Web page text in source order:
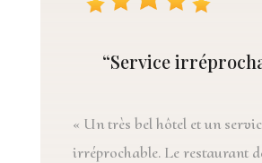
“Service
« Un très bel hôtel et un
irréprochable. Le restaurant